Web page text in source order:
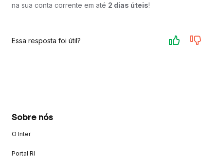
na sua conta corrente em até 2 dias úteis!
Essa resposta foi útil?
Sobre nós
O Inter
Portal RI